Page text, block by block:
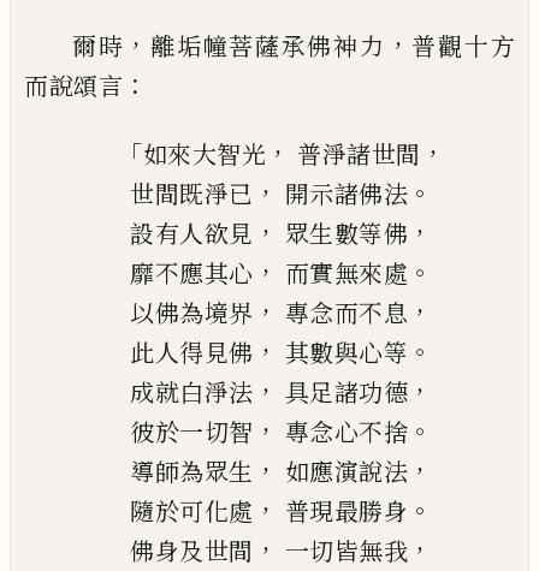
爾時 ， 離垢幢菩薩承佛神力 ， 普觀十方
而說頌言 ：
「如來大智光 ， 普淨諸世間 ，
世間既淨已 ， 開示諸佛法 。
設有人欲見 ， 眾生數等佛 ，
靡不應其心 ， 而實無來處 。
以佛為境界 ， 專念而不息 ，
此人得見佛 ， 其數與心等 。
成就白淨法 ， 具足諸功德 ，
彼於一切智 ， 專念心不捨 。
導師為眾生 ， 如應演說法 ，
隨於可化處 ， 普現最勝身 。
佛身及世間 ， 一切皆無我 ，